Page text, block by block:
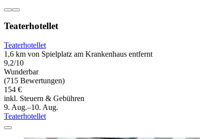
Teaterhotellet
Teaterhotellet
1,6 km von Spielplatz am Krankenhaus entfernt
9,2/10
Wunderbar
(715 Bewertungen)
154 €
inkl. Steuern & Gebühren
9. Aug.–10. Aug.
Teaterhotellet